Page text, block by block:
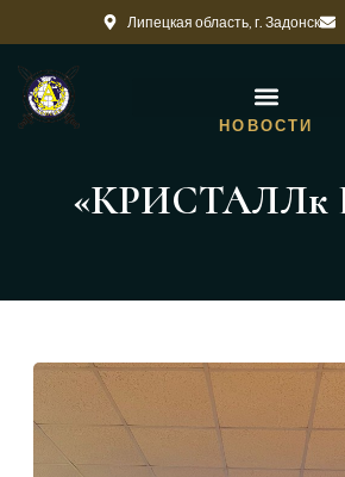
Липецкая область, г. Задонск
НОВОСТИ
«КРИСТАЛЛк